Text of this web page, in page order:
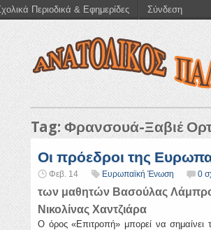
Tag: Φρανσουά-Ξαβιέ
Οι πρόεδροι της
Φεβ. 14 Ευρωπαϊκή Ένωση 0
των μαθητών Βασούλας
Νικολίνας Χαντζιάρα
Ο όρος «Επιτροπή» μπορεί να
Περιοδικά & Εφημερίδες Σύνδεση